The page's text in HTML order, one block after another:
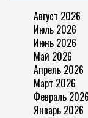
Август 2026
Июль 2026
Июнь 2026
Май 2026
Апрель 2026
Март 2026
Февраль 2026
Январь 2026